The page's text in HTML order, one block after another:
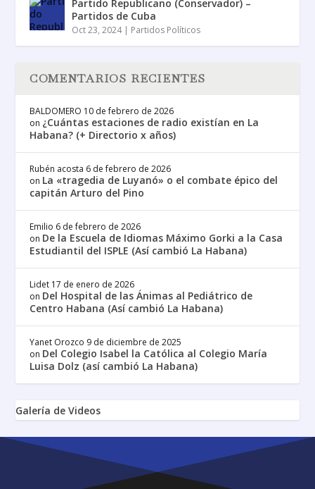
Partido Republicano (Conservador) –
Partidos de Cuba
Oct 23, 2024| Partidos Políticos
COMENTARIOS RECIENTES
BALDOMERO 10 de febrero de 2026
on ¿Cuántas estaciones de radio existían en La
Habana? (+ Directorio x años)
Rubén acosta 6 de febrero de 2026
on La «tragedia de Luyanó» o el combate épico del
capitán Arturo del Pino
Emilio 6 de febrero de 2026
on De la Escuela de Idiomas Máximo Gorki a la Casa
Estudiantil del ISPLE (Así cambió La Habana)
Lidet 17 de enero de 2026
on Del Hospital de las Ánimas al Pediátrico de
Centro Habana (Así cambió La Habana)
Yanet Orozco 9 de diciembre de 2025
on Del Colegio Isabel la Católica al Colegio María
Luisa Dolz (así cambió La Habana)
Galería de Videos